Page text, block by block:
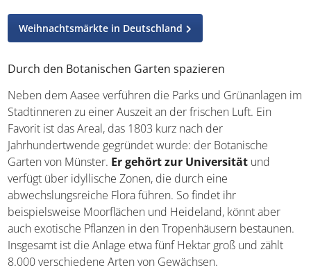
Weihnachtsmärkte in Deutschland
Durch den Botanischen Garten spazieren
Neben dem Aasee verführen die Parks und Grünanlagen im
Stadtinneren zu einer Auszeit an der frischen Luft. Ein
Favorit ist das Areal, das 1803 kurz nach der
Jahrhundertwende gegründet wurde: der Botanische
Garten von Münster. Er gehört zur Universität und
verfügt über idyllische Zonen, die durch eine
abwechslungsreiche Flora führen. So findet ihr
beispielsweise Moorflächen und Heideland, könnt aber
auch exotische Pflanzen in den Tropenhäusern bestaunen.
Insgesamt ist die Anlage etwa fünf Hektar groß und zählt
8.000 verschiedene Arten von Gewächsen.